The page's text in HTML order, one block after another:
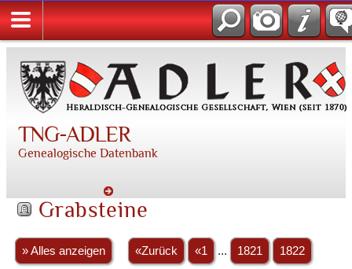
TNG-ADLER
Genealogische Datenbank
Grabsteine
» Alles anzeigen «Zurück «1 ... 1821 1822